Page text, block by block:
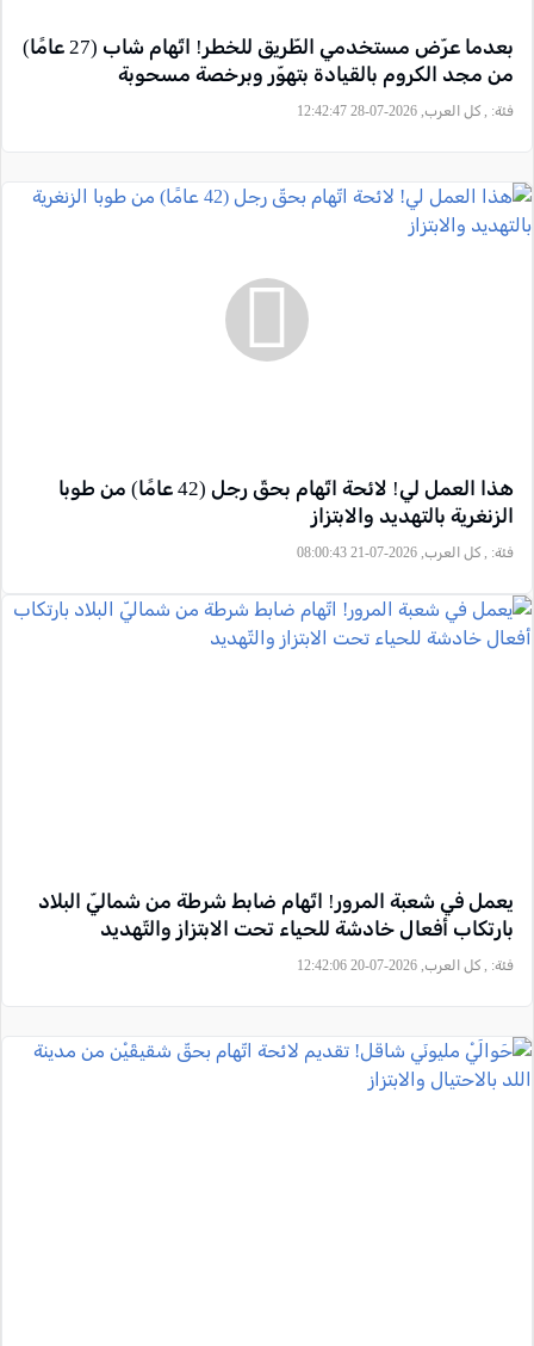
بعدما عرّض مستخدمي الطّريق للخطر! اتّهام شاب (27 عامًا)
من مجد الكروم بالقيادة بتهوّر وبرخصة مسحوبة
فئة: , كل العرب, 2026-07-28 12:42:47
هذا العمل لي! لائحة اتّهام بحقّ رجل (42 عامًا) من طوبا
الزنغرية بالتهديد والابتزاز
فئة: , كل العرب, 2026-07-21 08:00:43
يعمل في شعبة المرور! اتّهام ضابط شرطة من شماليّ البلاد
بارتكاب أفعال خادشة للحياء تحت الابتزاز والتّهديد
فئة: , كل العرب, 2026-07-20 12:42:06